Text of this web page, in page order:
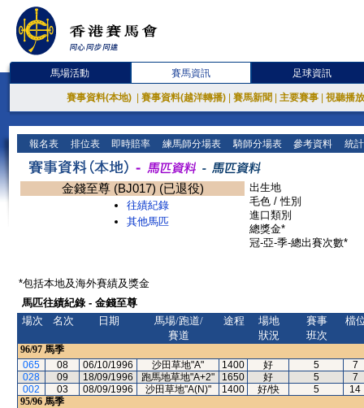
馬場活動 賽馬資訊 足球資訊
賽事資料(本地) 賽事資料(越洋轉播) 賽馬新聞 主要賽事 視聽播
報名表 排位表 即時賠率 練馬師分場表 騎師分場表 參考資料 統
金錢至尊 (BJ017) (已退役)
往績紀錄
其他馬匹
出生地
毛色 / 性別
進口類別
總獎金*
冠-亞-季-總出賽次數*
*包括本地及海外賽績及獎金
馬匹往績紀錄 - 金錢至尊
場次
名次 日期
馬場/跑道/
賽道
途程
場地
狀況
賽事
班次
檔
96/97 馬季
065
08 06/10/1996 沙田草地"A" 1400 好 5
7
028
09 18/09/1996 跑馬地草地"A+2" 1650 好 5
7
002
03 08/09/1996 沙田草地"A(N)" 1400 好/快 5
14
95/96 馬季